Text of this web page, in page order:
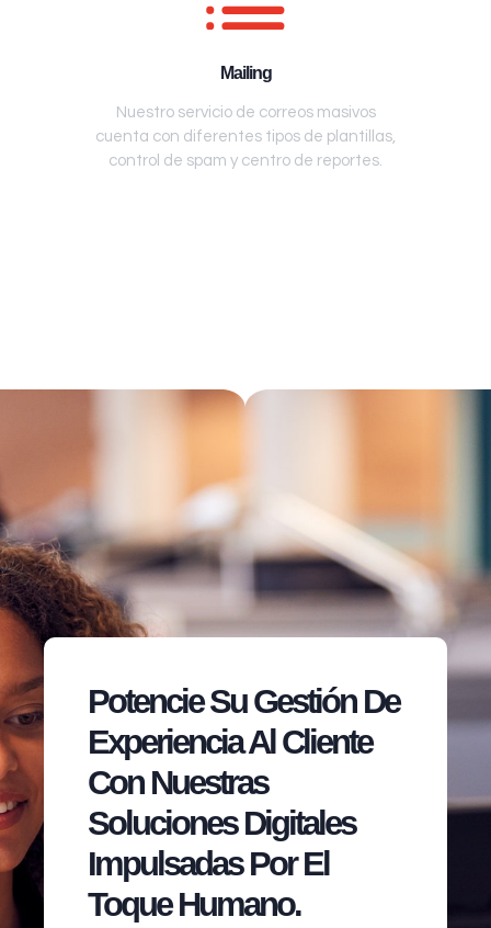
Mailing
Nuestro servicio de correos masivos
cuenta con diferentes tipos de plantillas,
control de spam y centro de reportes.
Potencie Su Gestión De
Experiencia Al Cliente
Con Nuestras
Soluciones Digitales
Impulsadas Por El
Toque Humano.